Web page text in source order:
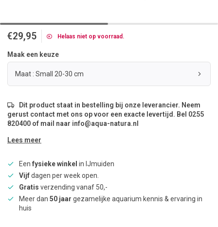
€29,95 Helaas niet op voorraad.
Maak een keuze
Maat : Small 20-30 cm
Dit product staat in bestelling bij onze leverancier. Neem
gerust contact met ons op voor een exacte levertijd. Bel 0255
820400 of mail naar info@aqua-natura.nl
Lees meer
Een fysieke winkel in IJmuiden
Vijfdagen per week open.
Gratis verzending vanaf 50,-
Meer dan 50 jaar gezamelijke aquarium kennis & ervaring in
huis